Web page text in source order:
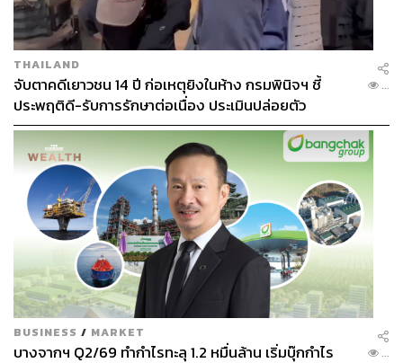
THAILAND
จับตาคดีเยาวชน 14 ปี ก่อเหตุยิงในห้าง กรมพินิจฯ ชี้
ประพฤติดี-รับการรักษาต่อเนื่อง ประเมินปล่อยตัว
...
BUSINESS / MARKET
บางจากฯ Q2/69 ทำกำไรทะลุ 1.2 หมื่นล้าน เริ่มบุ๊กกำไร
...